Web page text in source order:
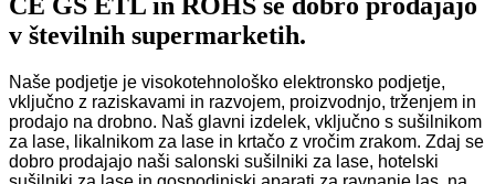
v številnih supermarketih.
Naše podjetje je visokotehnološko elektronsko podjetje,
vključno z raziskavami in razvojem, proizvodnjo, trženjem in
prodajo na drobno. Naš glavni izdelek, vključno s sušilnikom
za lase, likalnikom za lase in krtačo z vročim zrakom. Zdaj se
dobro prodajajo naši salonski sušilniki za lase, hotelski